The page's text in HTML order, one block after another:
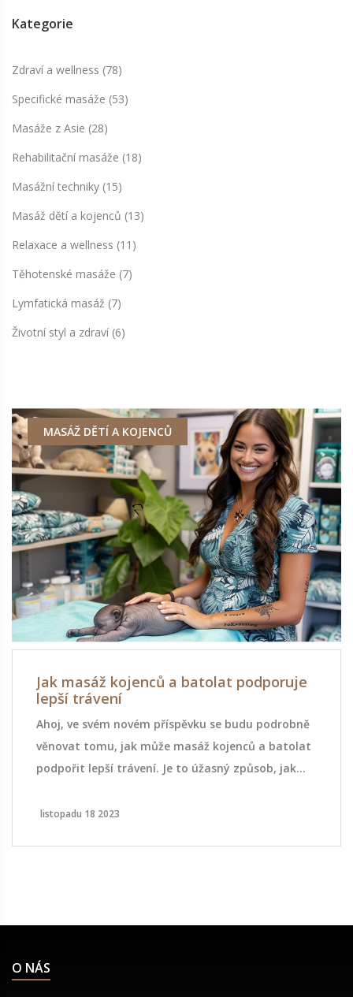
Kategorie
Zdraví a wellness (78)
Specifické masáže (53)
Masáže z Asie (28)
Rehabilitační masáže (18)
Masážní techniky (15)
Masáž dětí a kojenců (13)
Relaxace a wellness (11)
Těhotenské masáže (7)
Lymfatická masáž (7)
Životní styl a zdraví (6)
MASÁŽ DĚTÍ A KOJENCŮ
Jak masáž kojenců a batolat podporuje
lepší trávení
Ahoj, ve svém novém příspěvku se budu podrobně
věnovat tomu, jak může masáž kojenců a batolat
podpořit lepší trávení. Je to úžasný způsob, jak
jeho zdraví. Masáže nejenže pomáhají regulovat
mně a dozvíte se více o této úžasné technice péče
listopadu 18 2023
O NÁS